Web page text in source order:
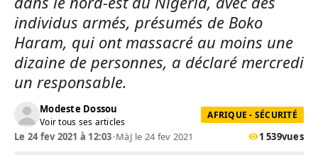
individus armés, présumés de Boko
Haram, qui ont massacré au moins une
dizaine de personnes, a déclaré mercredi
un responsable.
Modeste Dossou
Voir tous ses articles
AFRIQUE - SÉCURITÉ
Le 24 fev 2021 à 12:03•MàJ le 24 fev 2021 1 539vues